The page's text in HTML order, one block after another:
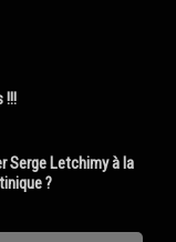
!!!
Serge Letchimy à la
?